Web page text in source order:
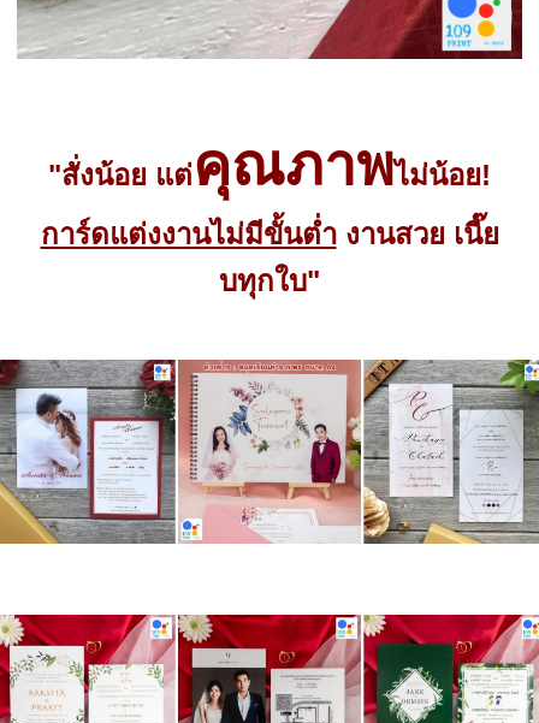
"สั่งน้อย แต่คุณภาพไม่น้อย!
การ์ดแต่งงานไม่มีขั้นต่ำงานสวย เนี๊ย
บทุกใบ"